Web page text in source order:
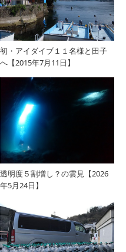
初・アイダイブ１１名様と田子
へ【2015年7月11日】
透明度５割増し？の雲見【2026
年5月24日】